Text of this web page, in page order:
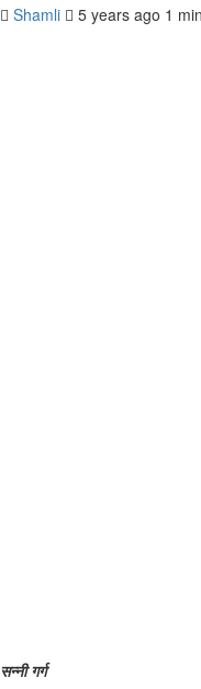
Shamli 5 years ago 1
सन्नी गर्ग